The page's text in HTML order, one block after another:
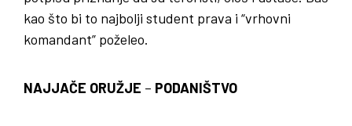
kao što bi to najbolji student prava i “vrhovni
komandant” poželeo.
NAJJAČE ORUŽJE – PODANIŠTVO